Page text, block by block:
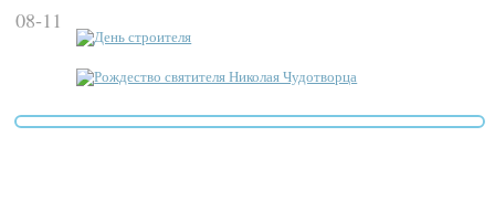
08-11
День строителя
Рождество святителя Николая Чудотворца